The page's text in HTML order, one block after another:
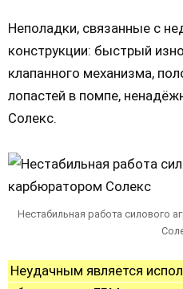
Неполадки, связанные с
конструкции: быстрый
клапанного механизма,
лопастей в помпе,
Солекс.
Нестабильная работа силового
Неудачным является